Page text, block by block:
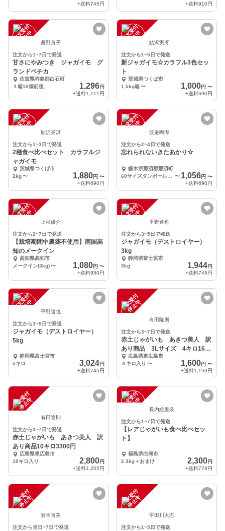
+送料745円
+送料910円
注
文
受
付
停
止
中 桑野真子
注文から1~7日で発送
甘さにやみつき ジャガイモ グ
ランドペチカ
佐賀県杵島郡白石町
１箱10個前後
1,296円
+送料1,111円
注
文
受
付
停
止
中 鮎沢実冴
注文から1~5日で発送
新ジャガイモ☆カラフル3色セッ
ト
茨城県つくば市
1,5kg箱 〜 1,000円 〜
+送料690円
注
文
受
付
停
止
中 鮎沢実冴
注文から1~3日で発送
2種食べ比べセット カラフルジ
ャガイモ
茨城県つくば市
2kg〜 1,880円 〜
+送料690円
注
文
受
付
停
止
中 渡邉鳴海
注文から2~4日で発送
忘れられないきたあかり☆
栃木県那須郡那須町
60サイズダンボールにサイズ混合、箱込み2キロ以内
〜 1,056円 〜
+送料690円
注
文
受
付
停
止
中 上杉優介
注文から2~7日で発送
【栽培期間中農薬不使用】南国高
知のメークイン
高知県高知市
メークイン(3kg)〜 1,080円 〜
+送料950円
注
文
受
付
停
止
中 平野達也
注文から3~5日で発送
ジャガイモ（デストロイヤー）
3kg
静岡県富士宮市
3kg
1,944円
+送料745円
注
文
受
付
停
止
中 平野達也
注文から3~5日で発送
ジャガイモ（デストロイヤー）
5kg
静岡県富士宮市
5キロ
3,024円
+送料745円
注
文
受
付
停
止
中
有田隆則
注文から3~7日で発送
赤土じゃがいも あきつ美人 訳
あり商品 3Lサイズ 4キロ1600
円～
広島県東広島市
４キロ入り 〜 1,600円 〜
+送料1,150円
注
文
受
付
停
止
中
有田隆則
注文から3~7日で発送
赤土じゃがいも あきつ美人 訳
あり商品10キロ3300円
広島県東広島市
10キロ入り
2,800円
+送料1,205円
注
文
受
付
停
止
中 長内絵里奈
注文から1~7日で発送
【レアじゃがいも食べ比べセッ
ト】
福島県白河市
2.3kg＋おまけ
2,300円
+送料778円
注
文
受
付
停
止
中
岩本直美
注文から当日~7日で発送
注
文
受
付
停
止
中
宇田川大志
注文から1~5日で発送